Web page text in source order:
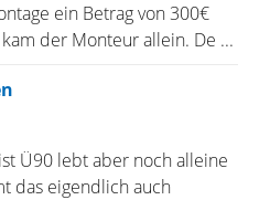
ein Betrag von 300€
der Monteur allein. De ...
Ü90 lebt aber noch alleine
das eigendlich auch